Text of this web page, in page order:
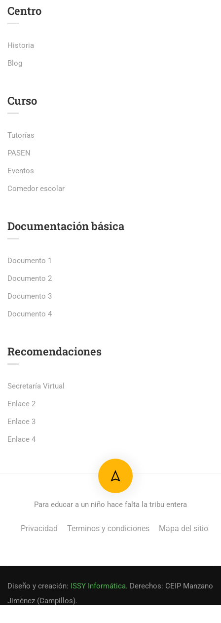
Centro
Historia
Blog
Curso
Tutorías
PASEN
Eventos
Comedor escolar
Documentación básica
Documento 1
Documento 2
Documento 3
Documento 4
Recomendaciones
Secretaría Virtual
Enlace 2
Enlace 3
Enlace 4
Para educar a un niño hace falta la tribu entera
Privacidad Terminos y condiciones Mapa del sitio
Diseño y creación: ISSY Informática. Derechos: CEIP Manzano
Jiménez (Campillos).